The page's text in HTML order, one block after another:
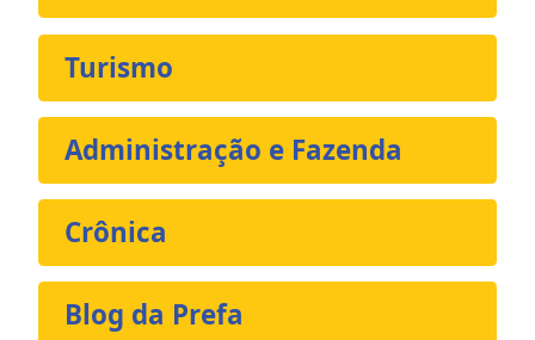
Turismo
Administração e Fazenda
Crônica
Blog da Prefa